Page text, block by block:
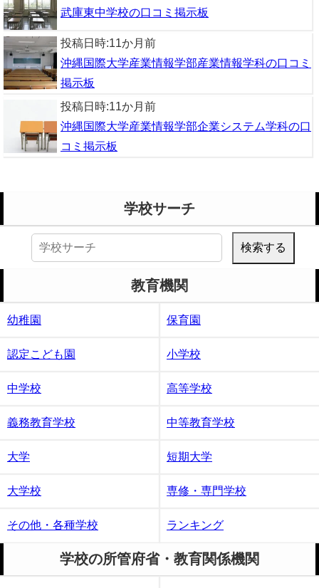
武庫東中学校の口コミ掲示板
投稿日時:11か月前
沖縄国際大学産業情報学部産業情報学科の口コミ
掲示板
投稿日時:11か月前
沖縄国際大学産業情報学部企業システム学科の口
コミ掲示板
学校サーチ
検
教育機関
幼稚園 保育園
認定こども園 小学校
中学校 高等学校
義務教育学校 中等教育学校
大学 短期大学
大学校 専修・専門学校
その他・各種学校 ランキング
学校の所管府省・教育関係機関